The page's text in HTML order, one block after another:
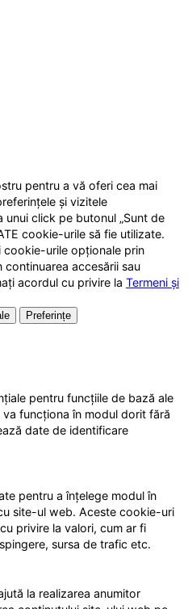
pentru a vă oferi cea mai
și vizitele
click pe butonul „Sunt de
cookie-urile să fie utilizate.
cookie-urile opționale prin
continuarea accesării sau
acordul cu privire la Termeni și
Preferințe
pentru funcțiile de bază ale
funcționa în modul dorit fără
date de identificare
pentru a înțelege modul în
site-ul web. Aceste cookie-uri
privire la valori, cum ar fi
sursa de trafic etc.
la realizarea anumitor